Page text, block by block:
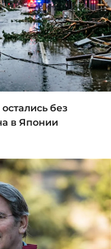
без
в Японии